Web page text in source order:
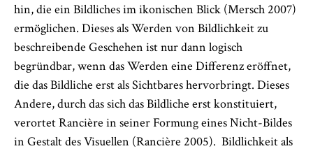
hin, die ein Bildliches im ikonischen Blick (Mersch 2007)
ermöglichen. Dieses als Werden von Bildlichkeit zu
beschreibende Geschehen ist nur dann logisch
begründbar, wenn das Werden eine Differenz eröffnet,
die das Bildliche erst als Sichtbares hervorbringt. Dieses
Andere, durch das sich das Bildliche erst konstituiert,
verortet Rancière in seiner Formung eines Nicht-Bildes
in Gestalt des Visuellen (Rancière 2005). Bildlichkeit als